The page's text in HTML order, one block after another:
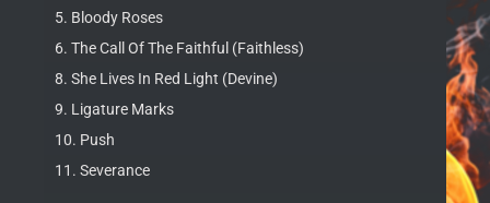
5. Bloody Roses
6. The Call Of The Faithful (Faithless)
8. She Lives In Red Light (Devine)
9. Ligature Marks
10. Push
11. Severance